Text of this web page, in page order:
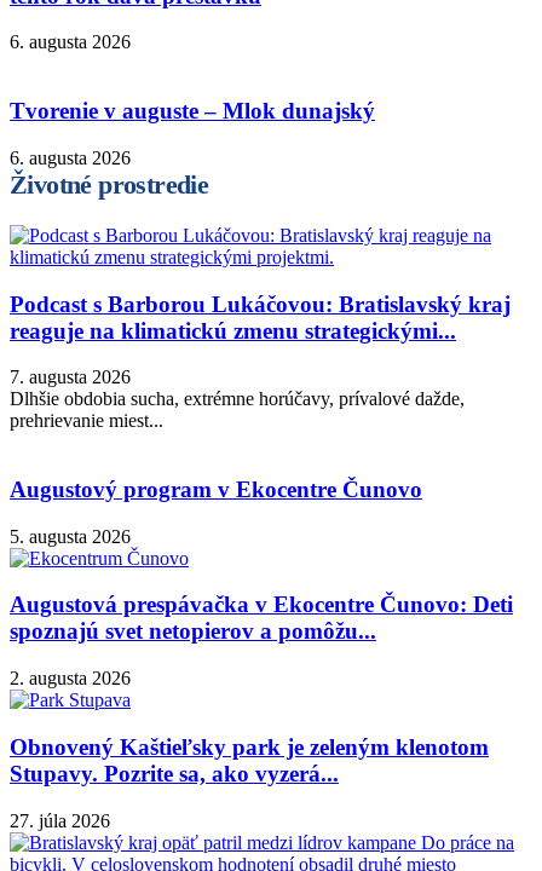
6. augusta 2026
Tvorenie v auguste – Mlok dunajský
6. augusta 2026
Životné prostredie
Podcast s Barborou Lukáčovou: Bratislavský kraj
reaguje na klimatickú zmenu strategickými...
7. augusta 2026
Dlhšie obdobia sucha, extrémne horúčavy, prívalové dažde,
prehrievanie miest...
Augustový program v Ekocentre Čunovo
5. augusta 2026
Augustová prespávačka v Ekocentre Čunovo: Deti
spoznajú svet netopierov a pomôžu...
2. augusta 2026
Obnovený Kaštieľsky park je zeleným klenotom
Stupavy. Pozrite sa, ako vyzerá...
27. júla 2026